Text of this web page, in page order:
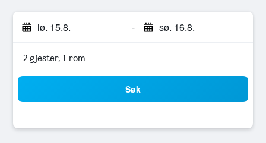
lø. 15.8. - sø. 16.8.
2 gjester, 1 rom
Søk